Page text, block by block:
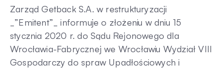
Zarząd Getback S.A. w restrukturyzacji
_”Emitent”_ informuje o złożeniu w dniu 15
stycznia 2020 r. do Sądu Rejonowego dla
Wrocławia-Fabrycznej we Wrocławiu Wydział VIII
Gospodarczy do spraw Upadłościowych i